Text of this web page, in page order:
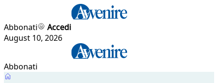
Abbonati
Accedi
August 10, 2026
Abbonati